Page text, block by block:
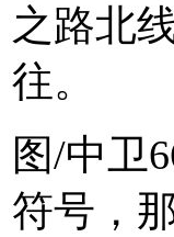
之路北
往。
图/中卫
符号，